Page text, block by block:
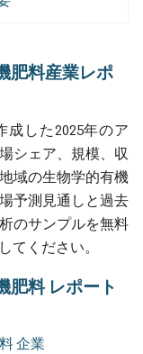
肥料産業レポ
成した2025年のア
シェア、規模、収
域の生物学的有機
予測見通しと過去
のサンプルを無料
てください。
肥料 レポート
企業